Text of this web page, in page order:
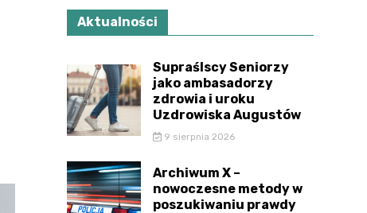
Aktualności
Supraślscy Seniorzy
jako ambasadorzy
zdrowia i uroku
Uzdrowiska Augustów
9 sierpnia 2026
Archiwum X –
nowoczesne metody w
poszukiwaniu prawdy